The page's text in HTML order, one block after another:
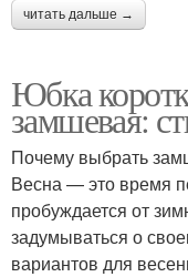
читать дальше →
Юбка
замшевая:
Почему выбрать
Весна — это время
пробуждается от
задумываться о
вариантов для